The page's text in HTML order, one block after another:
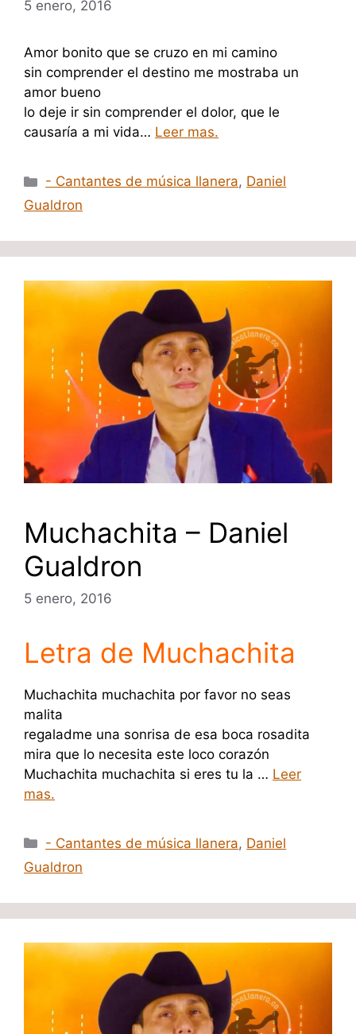
5 enero, 2016
Amor bonito que se cruzo en mi camino
sin comprender el destino me mostraba un
amor bueno
lo deje ir sin comprender el dolor, que le
causaría a mi vida… Leer mas.
Categorías
- Cantantes de música llanera, Daniel
Gualdron
Muchachita – Daniel
Gualdron
5 enero, 2016
Letra de Muchachita
Muchachita muchachita por favor no seas
malita
regaladme una sonrisa de esa boca rosadita
mira que lo necesita este loco corazón
Muchachita muchachita si eres tu la … Leer
mas.
Categorías
- Cantantes de música llanera, Daniel
Gualdron